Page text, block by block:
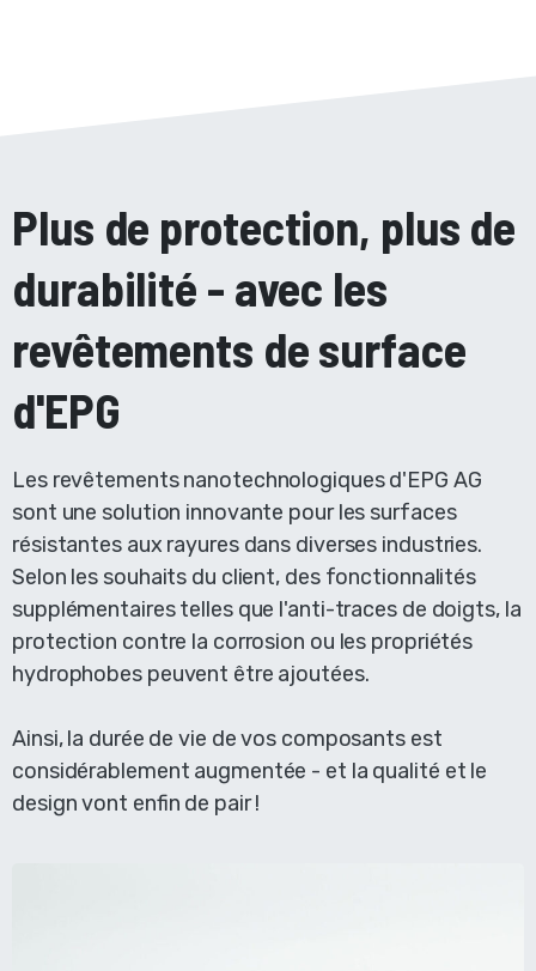
Plus de protection, plus de
durabilité - avec les
revêtements de surface
d'EPG
Les revêtements nanotechnologiques d'EPG AG
sont une solution innovante pour les surfaces
résistantes aux rayures dans diverses industries.
Selon les souhaits du client, des fonctionnalités
supplémentaires telles que l'anti-traces de doigts, la
protection contre la corrosion ou les propriétés
hydrophobes peuvent être ajoutées.
Ainsi, la durée de vie de vos composants est
considérablement augmentée - et la qualité et le
design vont enfin de pair !